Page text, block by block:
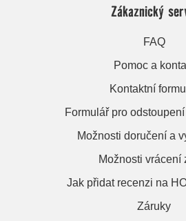
Zákaznický
FAQ
Pomoc a
Kontaktní
Formulář pro
Možnosti doručení a
Možnosti vrácení
Jak přidat recenzi na
Záruky